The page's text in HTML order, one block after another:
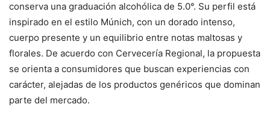
conserva una graduación alcohólica de 5.0°. Su perfil está
inspirado en el estilo Múnich, con un dorado intenso,
cuerpo presente y un equilibrio entre notas maltosas y
florales. De acuerdo con Cervecería Regional, la propuesta
se orienta a consumidores que buscan experiencias con
carácter, alejadas de los productos genéricos que dominan
parte del mercado.